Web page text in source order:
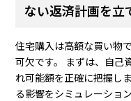
ない返済計画を立
住宅購入は高額な買い物
可欠です。 まずは、自己
れ可能額を正確に把握し
る影響をシミュレーショ